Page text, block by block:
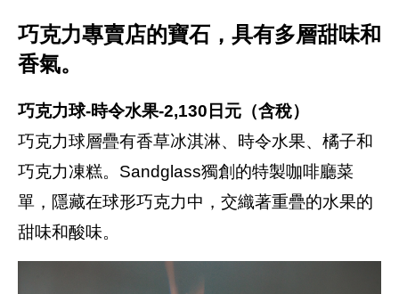
巧克力專賣店的寶石，具有多層甜味和
香氣。
巧克力球-時令水果-2,130日元（含稅）
巧克力球層疊有香草冰淇淋、時令水果、橘子和
巧克力凍糕。Sandglass獨創的特製咖啡廳菜
單，隱藏在球形巧克力中，交織著重疊的水果的
甜味和酸味。